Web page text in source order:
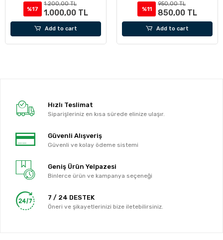
%17
1.200,00 TL
1.000,00 TL
Add to cart
%11
950,00 TL
850,00 TL
Add to cart
Hızlı Teslimat
Siparişleriniz en kısa sürede elinize ulaşır.
Güvenli Alışveriş
Güvenli ve kolay ödeme sistemi
Geniş Ürün Yelpazesi
Binlerce ürün ve kampanya seçeneği
7 / 24 DESTEK
Öneri ve şikayetlerinizi bize iletebilirsiniz.